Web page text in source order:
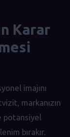
Karar
imajını
markanızın
potansiyel
bırakır.